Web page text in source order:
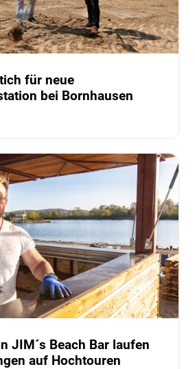
für neue
bei Bornhausen
JIM´s Beach Bar laufen
auf Hochtouren